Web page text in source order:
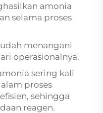
amonia
selama proses
menangani
operasionalnya.
sering kali
proses
sehingga
reagen.